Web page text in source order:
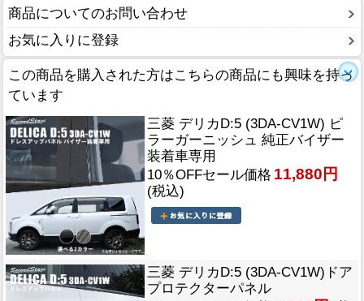
商品についてのお問い合わせ
お気に入りに登録
この商品を購入された方はこちらの商品にも興味を持っ
ています
三菱 デリカD:5 (3DA-CV1W) ピ
ラーガーニッシュ 純正バイザー
装着車専用
10％OFFセール価格 11,880円
(税込)
三菱 デリカD:5 (3DA-CV1W)ドア
プロテクターパネル